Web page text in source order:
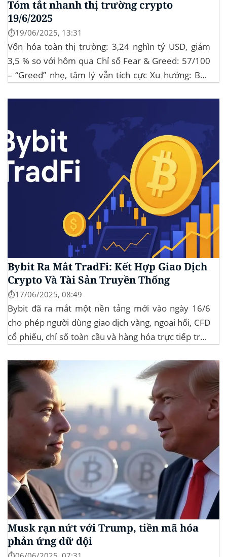
Tóm tắt nhanh thị trường crypto
19/6/2025
⏱️19/06/2025, 13:31
Vốn hóa toàn thị trường: 3,24 nghìn tỷ USD, giảm
3,5 % so với hôm qua Chỉ số Fear & Greed: 57/100
– “Greed” nhẹ, tâm lý vẫn tích cực Xu hướng: BTC
Bybit Ra Mắt TradFi: Kết Hợp Giao Dịch
Crypto Và Tài Sản Truyền Thống
⏱️17/06/2025, 08:49
Bybit đã ra mắt một nền tảng mới vào ngày 16/6
cho phép người dùng giao dịch vàng, ngoại hối, CFD
cổ phiếu, chỉ số toàn cầu và hàng hóa trực tiếp trên
giao dịch tiền mã hóa...
Musk rạn nứt với Trump, tiền mã hóa
phản ứng dữ dội